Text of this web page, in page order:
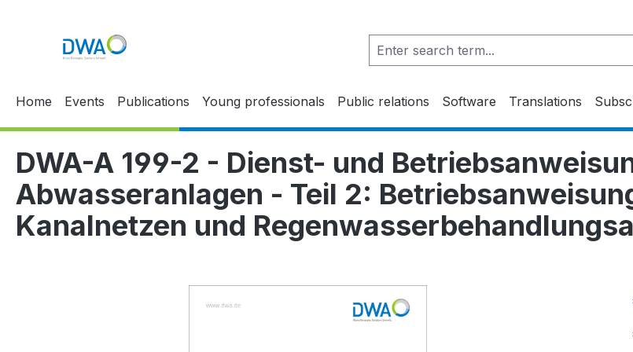
Home Events Publications Young professionals Public relations Software Translations
DWA-A 199-2 - Dienst- und
Abwasseranlagen - Teil 2:
Kanalnetzen und